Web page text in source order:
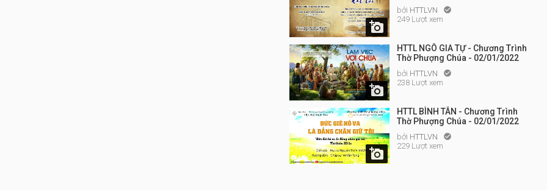

bởi HTTLVN 
249 Lượt xem

HTTL NGÔ GIA TỰ - Chương Trình
Thờ Phượng Chúa - 02/01/2022
bởi HTTLVN 
238 Lượt xem

HTTL BÌNH TÂN - Chương Trình
Thờ Phượng Chúa - 02/01/2022
bởi HTTLVN 
229 Lượt xem